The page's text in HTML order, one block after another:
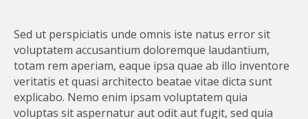
Sed ut perspiciatis unde omnis iste natus error sit
voluptatem accusantium doloremque laudantium,
totam rem aperiam, eaque ipsa quae ab illo inventore
veritatis et quasi architecto beatae vitae dicta sunt
explicabo. Nemo enim ipsam voluptatem quia
voluptas sit aspernatur aut odit aut fugit, sed quia